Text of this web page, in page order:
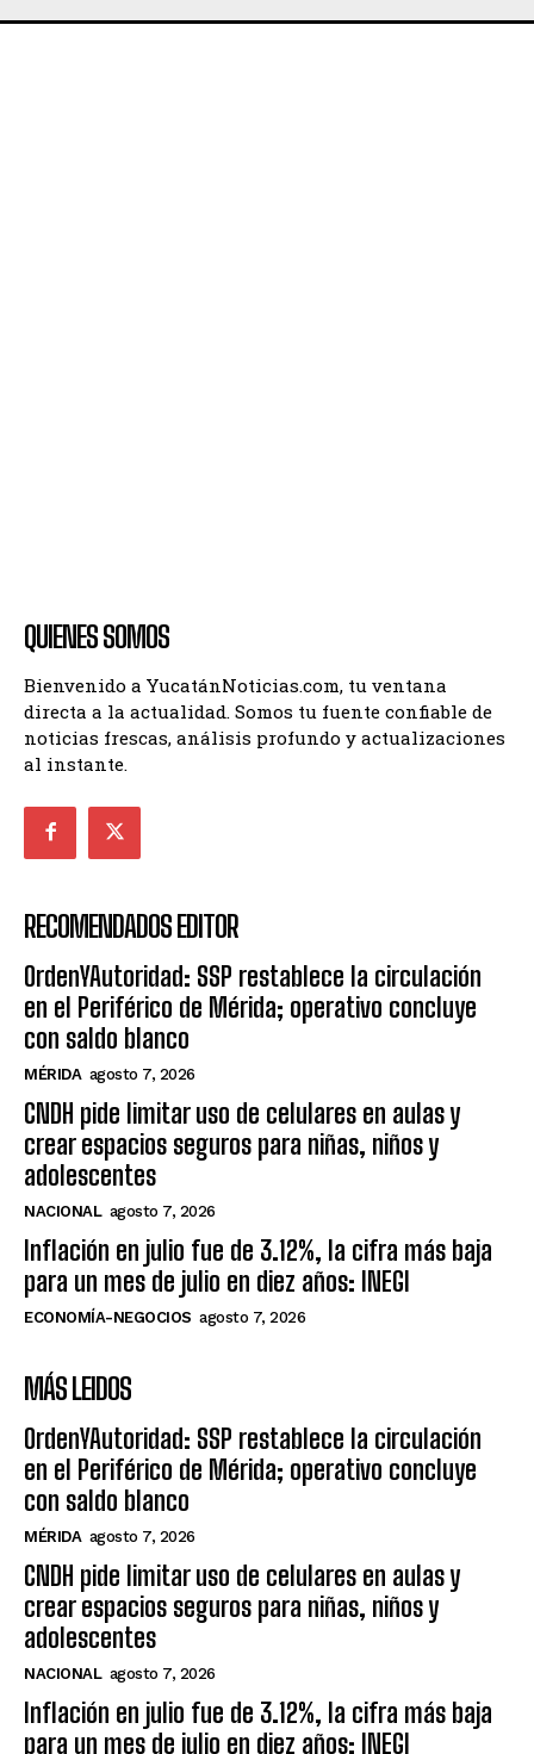
QUIENES SOMOS
Bienvenido a YucatánNoticias.com, tu ventana
directa a la actualidad. Somos tu fuente confiable de
noticias frescas, análisis profundo y actualizaciones
al instante.
RECOMENDADOS EDITOR
OrdenYAutoridad: SSP restablece la circulación
en el Periférico de Mérida; operativo concluye
con saldo blanco
MÉRIDA agosto 7, 2026
CNDH pide limitar uso de celulares en aulas y
crear espacios seguros para niñas, niños y
adolescentes
NACIONAL agosto 7, 2026
Inflación en julio fue de 3.12%, la cifra más baja
para un mes de julio en diez años: INEGI
ECONOMÍA-NEGOCIOS agosto 7, 2026
MÁS LEIDOS
OrdenYAutoridad: SSP restablece la circulación
en el Periférico de Mérida; operativo concluye
con saldo blanco
MÉRIDA agosto 7, 2026
CNDH pide limitar uso de celulares en aulas y
crear espacios seguros para niñas, niños y
adolescentes
NACIONAL agosto 7, 2026
Inflación en julio fue de 3.12%, la cifra más baja
para un mes de julio en diez años: INEGI